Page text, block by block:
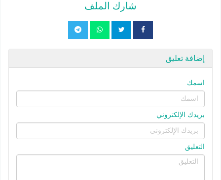
شارك الملف
إضافة تعليق
اسمك
بريدك الإلكتروني
التعليق